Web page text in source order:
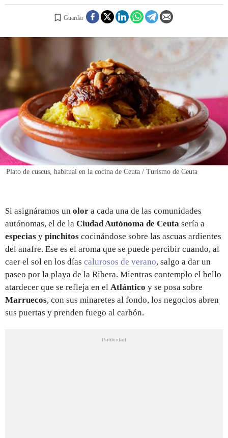
Guardar
Plato de cuscus, habitual en la cocina de Ceuta / Turismo de Ceuta
Si asignáramos un olor a cada una de las comunidades
autónomas, el de la Ciudad Autónoma de Ceuta sería a
especias y pinchitos cocinándose sobre las ascuas ardientes
del anafre. Ese es el aroma que se puede percibir cuando, al
caer el sol en los días calurosos de verano, salgo a dar un
paseo por la playa de la Ribera. Mientras contemplo el bello
atardecer que se refleja en el Atlántico y se posa sobre
Marruecos, con sus minaretes al fondo, los negocios abren
sus puertas y prenden fuego al carbón.